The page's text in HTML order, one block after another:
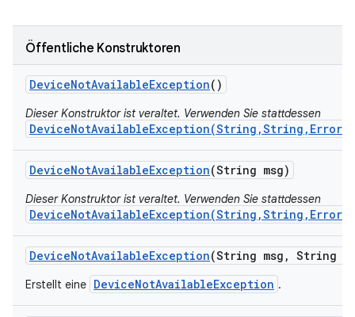
Öffentliche Konstruktoren
DeviceNotAvailableException()
Dieser Konstruktor ist veraltet. Verwenden Sie stattdessen
DeviceNotAvailableException(String msg)
Dieser Konstruktor ist veraltet. Verwenden Sie stattdessen
DeviceNotAvailableException(String msg , String
Erstellt eine DeviceNotAvailableException .